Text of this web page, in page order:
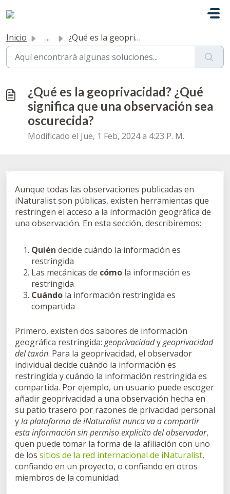
Inicio ... ¿Qué es la geoprivacidad? ¿Qué significa que una observac...
¿Qué es la geoprivacidad? ¿Qué
significa que una observación sea
oscurecida?
Modificado el Jue, 1 Feb, 2024 a 4:23 P. M.
Aunque todas las observaciones publicadas en
iNaturalist son públicas, existen herramientas que
restringen el acceso a la información geográfica de
una observación. En esta sección, describiremos:
Quién decide cuándo la información es
restringida
Las mecánicas de cómo la información es
restringida
Cuándo la información restringida es
compartida
Primero, existen dos sabores de información
geográfica restringida: geoprivacidadygeoprivacidad
del taxón. Para la geoprivacidad, el observador
individual decide cuándo la información es
restringida y cuándo la información restringida es
compartida. Por ejemplo, un usuario puede escoger
añadir geoprivacidad a una observación hecha en
su patio trasero por razones de privacidad personal
yla plataforma de iNaturalist nunca va a compartir
esta información sin permiso explicito del observador,
quen puede tomar la forma de la afiliación con uno
de los sitios de la red internacional de iNaturalist,
confiando en un proyecto, o confiando en otros
miembros de la comunidad.